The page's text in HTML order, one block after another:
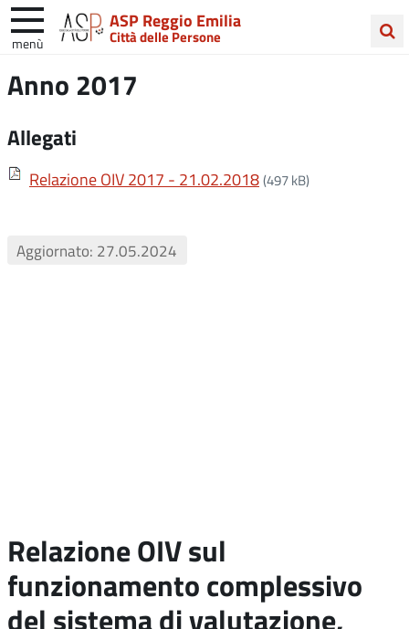
ASP Reggio Emilia
Città delle Persone
menù
nel
Anno 2017
Allegati
Relazione OIV 2017 - 21.02.2018(497 kB)
Aggiornato: 27.05.2024
Relazione OIV sul
funzionamento complessivo
del sistema di valutazione,